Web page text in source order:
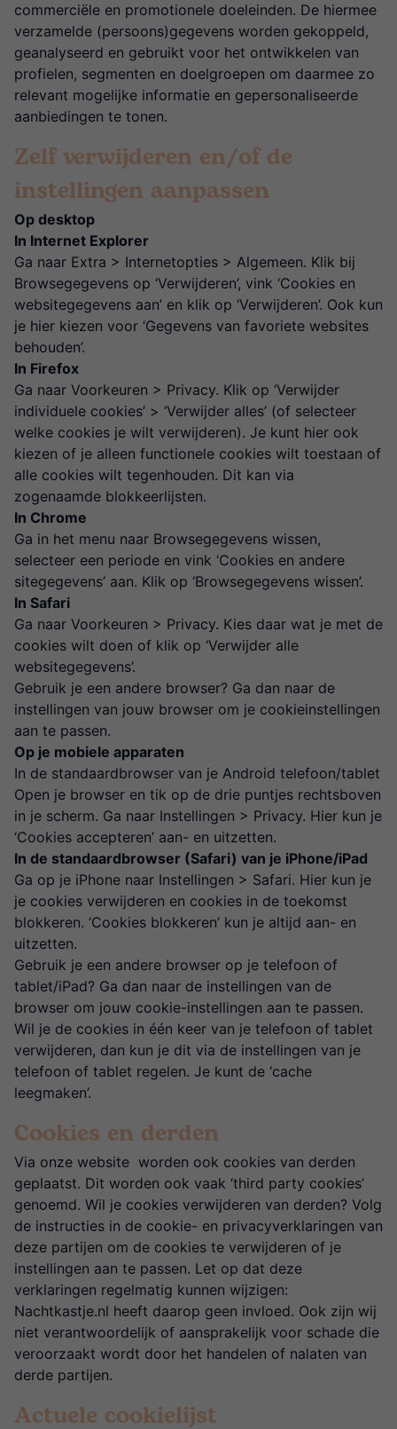
commerciële en promotionele doeleinden. De hiermee
verzamelde (persoons)gegevens worden gekoppeld,
geanalyseerd en gebruikt voor het ontwikkelen van
profielen, segmenten en doelgroepen om daarmee zo
relevant mogelijke informatie en gepersonaliseerde
aanbiedingen te tonen.
Zelf verwijderen en/of de
instellingen aanpassen
Op desktop
In Internet Explorer
Ga naar Extra > Internetopties > Algemeen. Klik bij
Browsegegevens op ‘Verwijderen’, vink ‘Cookies en
websitegegevens aan’ en klik op ‘Verwijderen’. Ook kun
je hier kiezen voor ‘Gegevens van favoriete websites
behouden’.
In Firefox
Ga naar Voorkeuren > Privacy. Klik op ‘Verwijder
individuele cookies’ > ‘Verwijder alles’ (of selecteer
welke cookies je wilt verwijderen). Je kunt hier ook
kiezen of je alleen functionele cookies wilt toestaan of
alle cookies wilt tegenhouden. Dit kan via
zogenaamde blokkeerlijsten.
In Chrome
Ga in het menu naar Browsegegevens wissen,
selecteer een periode en vink ‘Cookies en andere
sitegegevens’ aan. Klik op ‘Browsegegevens wissen’.
In Safari
Ga naar Voorkeuren > Privacy. Kies daar wat je met de
cookies wilt doen of klik op ‘Verwijder alle
websitegegevens’.
Gebruik je een andere browser? Ga dan naar de
instellingen van jouw browser om je cookieinstellingen
aan te passen.
Op je mobiele apparaten
In de standaardbrowser van je Android telefoon/tablet
Open je browser en tik op de drie puntjes rechtsboven
in je scherm. Ga naar Instellingen > Privacy. Hier kun je
‘Cookies accepteren’ aan- en uitzetten.
In de standaardbrowser (Safari) van je iPhone/iPad
Ga op je iPhone naar Instellingen > Safari. Hier kun je
je cookies verwijderen en cookies in de toekomst
blokkeren. ‘Cookies blokkeren’ kun je altijd aan- en
uitzetten.
Gebruik je een andere browser op je telefoon of
tablet/iPad? Ga dan naar de instellingen van de
browser om jouw cookie-instellingen aan te passen.
Wil je de cookies in één keer van je telefoon of tablet
verwijderen, dan kun je dit via de instellingen van je
telefoon of tablet regelen. Je kunt de ‘cache
leegmaken’.
Cookies en derden
Via onze website worden ook cookies van derden
geplaatst. Dit worden ook vaak ‘third party cookies’
genoemd. Wil je cookies verwijderen van derden? Volg
de instructies in de cookie- en privacyverklaringen van
deze partijen om de cookies te verwijderen of je
instellingen aan te passen. Let op dat deze
verklaringen regelmatig kunnen wijzigen:
Nachtkastje.nl heeft daarop geen invloed. Ook zijn wij
niet verantwoordelijk of aansprakelijk voor schade die
veroorzaakt wordt door het handelen of nalaten van
derde partijen.
Actuele cookielijst